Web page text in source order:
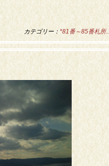
カテゴリー： *81番～85番札所..